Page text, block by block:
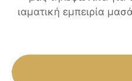
ιαματική εμπειρία